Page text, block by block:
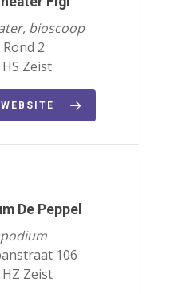
bioscoop
2
Zeist
De Peppel
106
Zeist
Agenda
Bekijk de agenda